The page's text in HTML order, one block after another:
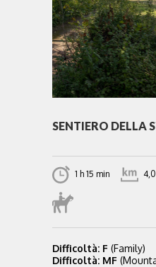
SENTIERO DELLA
1 h 15 min
Difficoltà: F (Family)
Difficoltà: MF